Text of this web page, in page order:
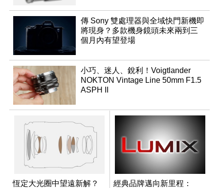
傳 Sony 雙處理器與全域快門新機即
將現身？多款機身鏡頭未來兩到三
個月內有望登場
小巧、迷人、銳利！Voigtlander
NOKTON Vintage Line 50mm F1.5
ASPH II
恆定大光圈中望遠新解？
經典品牌邁向新里程：